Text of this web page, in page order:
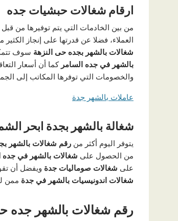
ارقام شغالات حبشيات جده
من بين الخادمات التي يتم توفيرها من قبل
العملاء، فضلا عن قدرتها على إنجاز
شغالات بالشهر بجده حى النزهة سوف
بالشهر في جده السامركما أن أسعار
والخصومات التي توفرها المكاتب إلى
عاملات بالشهر جدة
شغالة بالشهر بجدة ابحر
يتوفر اليوم أكثر من رقم شغالات بالشهر
من الحصول على شغالات بالشهر في جده
على شغالات صوماليات جدة ويفضل أن
شغالات اندونيسيات بالشهر في جدة ممن
رقم شغالات بالشهر جده